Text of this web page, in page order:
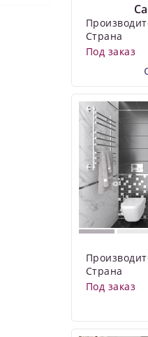
Страна
Под заказ
Страна
Под заказ